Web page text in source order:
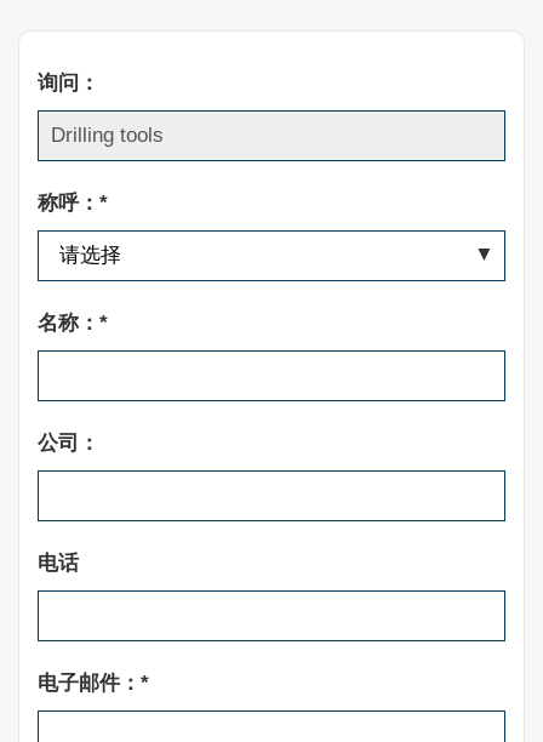
询问：
称呼：*
名称：*
公司：
电话
电子邮件：*